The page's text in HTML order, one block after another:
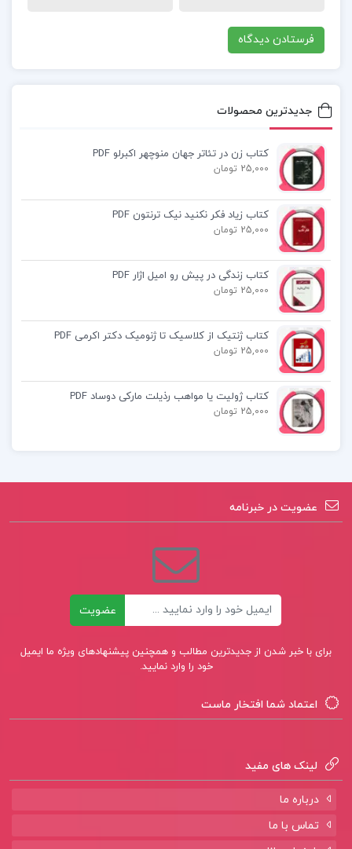
و…
کتاب آسیب شناسی روانی ۱ غلامحسین جوانمرد
دانلود رایگان کتاب آسیب شناسی روانی 1 پیام نور
Pdf کتاب آسیب شناسی روانی 1 غلامحسین جوانمرد
خلاصه کتاب آسیب شناسی روانی 1 غلامحسین
جوانمرد
غلامحسین جوانمردپ
کتاب پیشنهادی📚
کتاب معرفت شناسی ابراهیم نیک صفت
محمودی
جدیدترین محصولات
کتاب زن در تئاتر جهان منوچهر اکبرلو PDF
25,000 تومان
کتاب زیاد فکر نکنید نیک ترنتون PDF
25,000 تومان
کتاب زندگی در پیش رو امیل اژار PDF
25,000 تومان
کتاب ژنتیک از کلاسیک تا ژنومیک دکتر اکرمی PDF
25,000 تومان
کتاب ژولیت یا مواهب رذیلت مارکی دوساد PDF
25,000 تومان
عضویت در خبرنامه
عضویت
برای با خبر شدن از جدیدترین مطالب و همچنین پیشنهادهای ویژه ما ایمیل
خود را وارد نمایید.
اعتماد شما افتخار ماست
لینک های مفید
درباره ما
تماس با ما